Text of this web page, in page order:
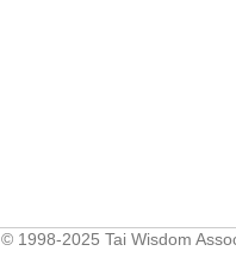
© 1998-2025 Tai Wisdom